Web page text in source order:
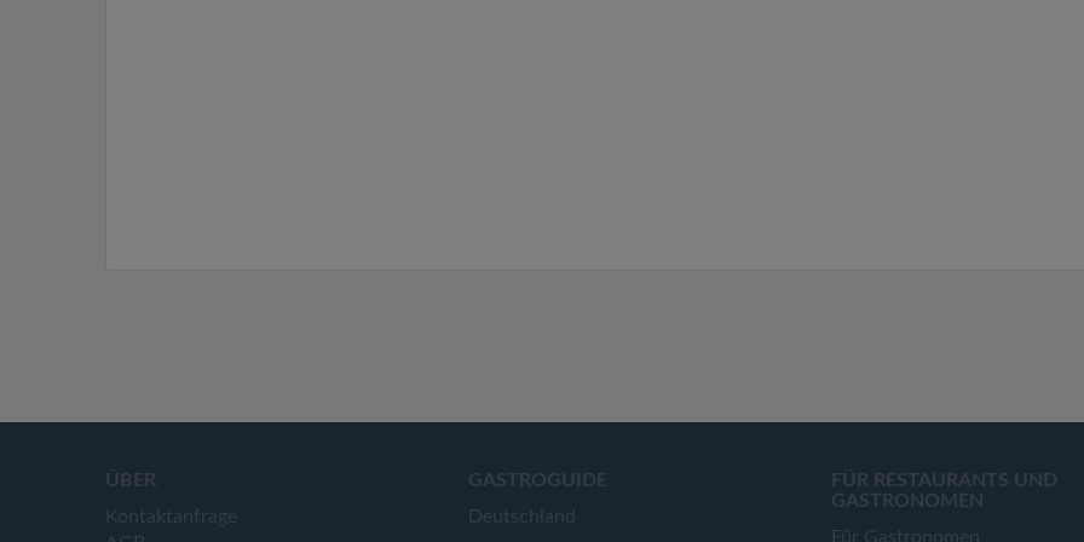
ÜBER
Kontaktanfrage
GASTROGUIDE
Deutschland
FÜR RESTAURANTS UND
GASTRONOMEN
Für Gastronomen